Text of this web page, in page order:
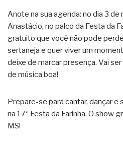
Anote na sua agenda: no dia 3
Anastácio, no palco da Festa da
gratuito que você não pode
sertaneja e quer viver um
deixe de marcar presença. Vai
de música boa!
Prepare-se para cantar, dançar
na 17ª Festa da Farinha. O show
MS!